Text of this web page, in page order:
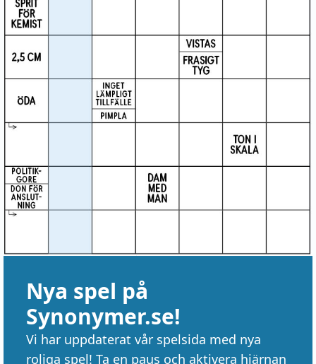
Nya spel på
Synonymer.se!
Vi har uppdaterat vår spelsida med nya
roliga spel! Ta en paus och aktivera hjärnan